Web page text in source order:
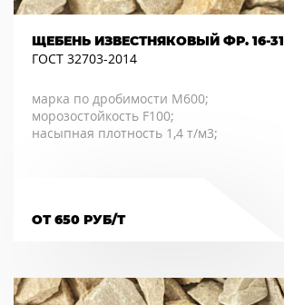
ЩЕБЕНЬ ИЗВЕСТНЯКОВЫЙ ФР. 16-31
ГОСТ 32703-2014
марка по дробимости М600;
морозостойкость F100;
насыпная плотность 1,4 т/м3;
ОТ 650 РУБ/Т